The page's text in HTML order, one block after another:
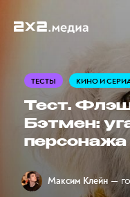
ТЕСТЫ КИНО И
Тест.
Бэтмен:
персонажа
Максим Клейн —